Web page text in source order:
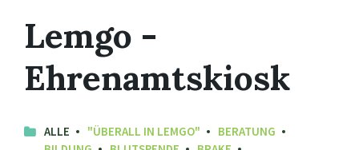
Lemgo -
Ehrenamtskiosk
ALLE "ÜBERALL IN LEMGO"
BERATUNG